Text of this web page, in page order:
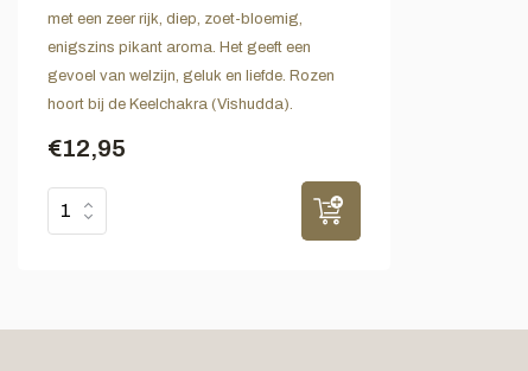
met een zeer rijk, diep, zoet-bloemig,
enigszins pikant aroma. Het geeft een
gevoel van welzijn, geluk en liefde. Rozen
hoort bij de Keelchakra (Vishudda).
€12,95